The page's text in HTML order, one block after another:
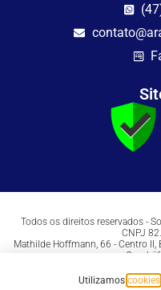
Todos os direitos reservados -
CNPJ
Mathilde Hoffmann, 66 - Centro II,
Copyright ©
Utilizamos cookies